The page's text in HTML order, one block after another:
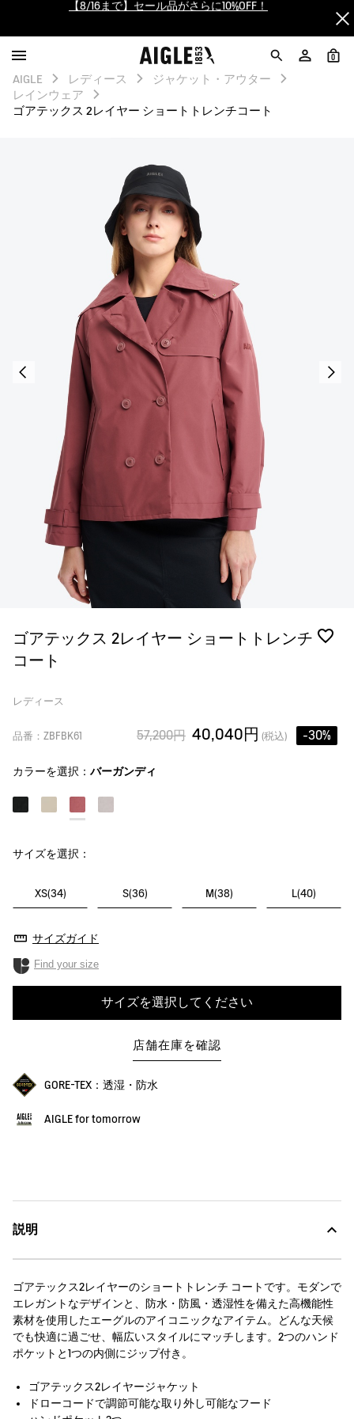
ログイン/会員登録で送料＆返品無料
AIGLE CLUB ポイントサービス終了のお知らせ
【最大50%OFF】FINAL SALEがスタート！
ログイン/会員登録で送料＆返品無料
AIGLE CLUB ポイントサービス終了のお知らせ
0
AIGLE レディース
ジャケット・アウター
レインウェア
ゴアテックス 2レイヤー ショートトレンチコート
ゴアテックス 2レイヤー ショートトレンチ
コート
レディース
品番：ZBFBK61 57,200円 40,040円 (税込) -30%
カラーを選択： バーガンディ
サイズを選択：
XS(34) S(36) M(38) L(40)
サイズガイド
Find your size
サイズを選択してください
店舗在庫を確認
GORE-TEX：透湿・防水
AIGLE for tomorrow
説明
ゴアテックス2レイヤーのショートトレンチ コートです。モダンで
エレガントなデザインと、防水・防風・透湿性を備えた高機能性
素材を使用したエーグルのアイコニックなアイテム。どんな天候
でも快適に過ごせ、幅広いスタイルにマッチします。2つのハンド
ポケットと1つの内側にジップ付き。
ゴアテックス2レイヤージャケット
ドローコードで調節可能な取り外し可能なフード